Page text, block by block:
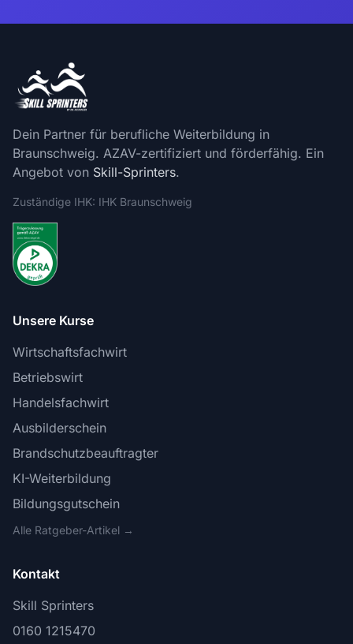
Dein Partner für berufliche Weiterbildung in
Braunschweig. AZAV-zertifiziert und förderfähig. Ein
Angebot von Skill-Sprinters.
Zuständige IHK: IHK Braunschweig
Unsere Kurse
Wirtschaftsfachwirt
Betriebswirt
Handelsfachwirt
Ausbilderschein
Brandschutzbeauftragter
KI-Weiterbildung
Bildungsgutschein
Alle Ratgeber-Artikel →
Kontakt
Skill Sprinters
0160 1215470